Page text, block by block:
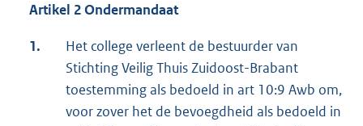
Artikel 2Ondermandaat
1.
Het college verleent de bestuurder van
Stichting Veilig Thuis Zuidoost-Brabant
toestemming als bedoeld in art 10:9 Awb om,
voor zover het de bevoegdheid als bedoeld in